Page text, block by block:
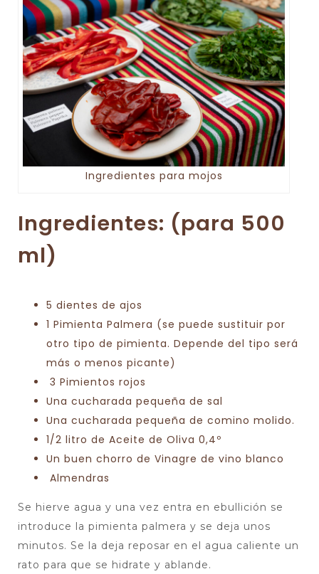
Ingredientes para mojos
Ingredientes: (para 500
ml)
5 dientes de ajos
1 Pimienta Palmera (se puede sustituir por
otro tipo de pimienta. Depende del tipo será
más o menos picante)
3 Pimientos rojos
Una cucharada pequeña de sal
Una cucharada pequeña de comino molido.
1/2 litro de Aceite de Oliva 0,4º
Un buen chorro de Vinagre de vino blanco
Almendras
Se hierve agua y una vez entra en ebullición se
introduce la pimienta palmera y se deja unos
minutos. Se la deja reposar en el agua caliente un
rato para que se hidrate y ablande.